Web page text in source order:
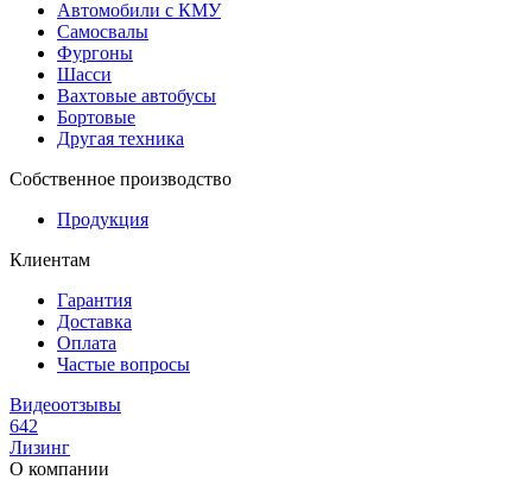
Автомобили с КМУ
Самосвалы
Фургоны
Шасси
Вахтовые автобусы
Бортовые
Другая техника
Собственное производство
Продукция
Клиентам
Гарантия
Доставка
Оплата
Частые вопросы
Видеоотзывы
642
Лизинг
О компании